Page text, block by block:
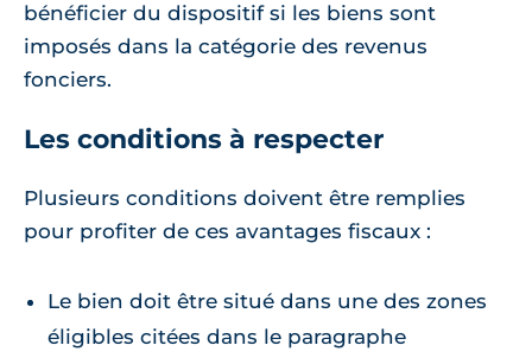
bénéficier du dispositif si les biens sont
imposés dans la catégorie des revenus
fonciers.
Les conditions à respecter
Plusieurs conditions doivent être remplies
pour profiter de ces avantages fiscaux :
Le bien doit être situé dans une des zones
éligibles citées dans le paragraphe